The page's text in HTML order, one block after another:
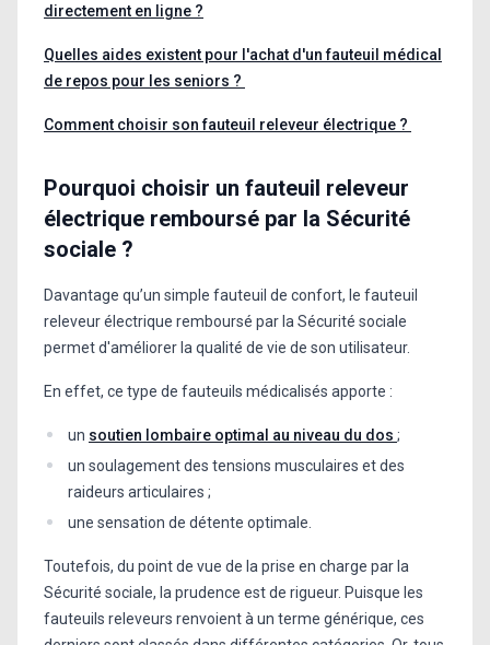
directement en ligne ?
Quelles aides existent pour l'achat d'un fauteuil médical
de repos pour les seniors ?
Comment choisir son fauteuil releveur électrique ?
Pourquoi choisir un fauteuil releveur
électrique remboursé par la Sécurité
sociale ?
Davantage qu’un simple fauteuil de confort, le fauteuil
releveur électrique remboursé par la Sécurité sociale
permet d'améliorer la qualité de vie de son utilisateur.
En effet, ce type de fauteuils médicalisés apporte :
un soutien lombaire optimal au niveau du dos ;
un soulagement des tensions musculaires et des
raideurs articulaires ;
une sensation de détente optimale.
Toutefois, du point de vue de la prise en charge par la
Sécurité sociale, la prudence est de rigueur. Puisque les
fauteuils releveurs renvoient à un terme générique, ces